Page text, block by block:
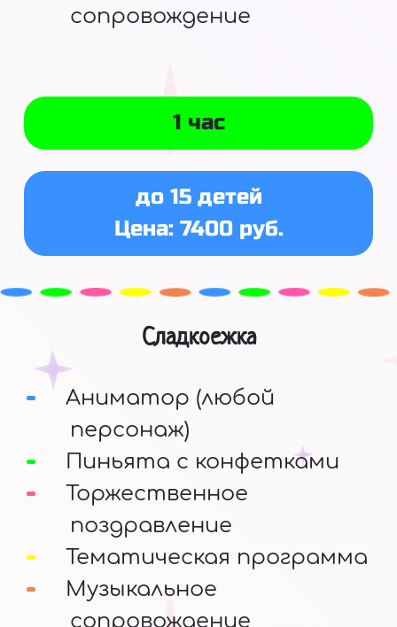
сопровождение
1 час
до 15 детей
Цена: 7400 руб.
Сладкоежка
Аниматор (любой
персонаж)
Пиньята с конфетками
Торжественное
поздравление
Тематическая программа
Музыкальное
сопровождение